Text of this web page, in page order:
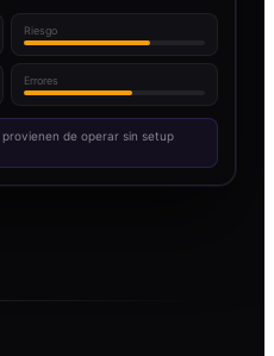
Riesgo
Errores
provienen de operar sin setup